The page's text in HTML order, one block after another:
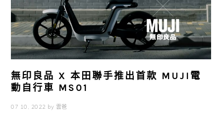
無印良品 X 本田聯手推出首款 MUJI電
動自行車 MS01
07 10, 2022 by 雲爸